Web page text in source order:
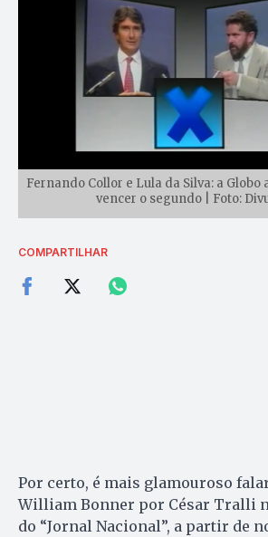
Fernando Collor e Lula da Silva: a
vencer o segundo | Foto:
COMPARTILHAR
Por certo, é mais glamouroso
William Bonner por César Tralli
do “Jornal Nacional”, a partir de